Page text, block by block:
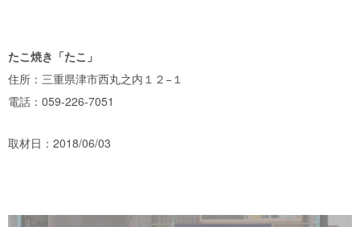
たこ焼き「たこ」
住所：三重県津市西丸之内１２−１
電話： 059-226-7051
取材日：2018/06/03